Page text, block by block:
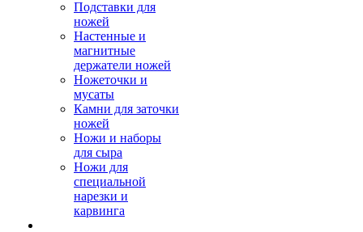
Подставки для
ножей
Настенные и
магнитные
держатели ножей
Ножеточки и
мусаты
Камни для заточки
ножей
Ножи и наборы
для сыра
Ножи для
специальной
нарезки и
карвинга